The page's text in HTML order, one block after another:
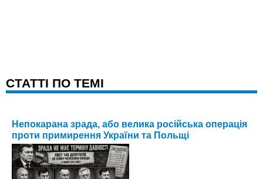
CТАТТІ ПО ТЕМІ
Непокарана зрада, або велика російська операція
проти примирення України та Польщі